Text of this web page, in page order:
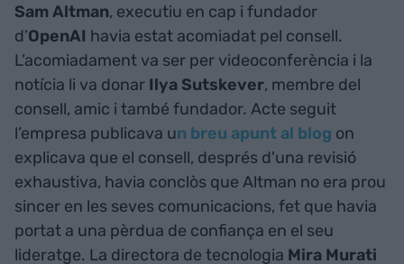
Sam Altman, executiu en cap i fundador
d’OpenAI havia estat acomiadat pel consell.
L’acomiadament va ser per videoconferència i la
notícia li va donar Ilya Sutskever, membre del
consell, amic i també fundador. Acte seguit
l’empresa publicava un breu apunt al blog on
explicava que el consell, després d'una revisió
exhaustiva, havia conclòs que Altman no era prou
sincer en les seves comunicacions, fet que havia
portat a una pèrdua de confiança en el seu
lideratge. La directora de tecnologia Mira Murati